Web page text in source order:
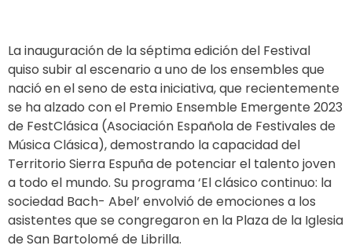
La inauguración de la séptima edición del Festival
quiso subir al escenario a uno de los ensembles que
nació en el seno de esta iniciativa, que recientemente
se ha alzado con el Premio Ensemble Emergente 2023
de FestClásica (Asociación Española de Festivales de
Música Clásica), demostrando la capacidad del
Territorio Sierra Espuña de potenciar el talento joven
a todo el mundo. Su programa ‘El clásico continuo: la
sociedad Bach- Abel’ envolvió de emociones a los
asistentes que se congregaron en la Plaza de la Iglesia
de San Bartolomé de Librilla.